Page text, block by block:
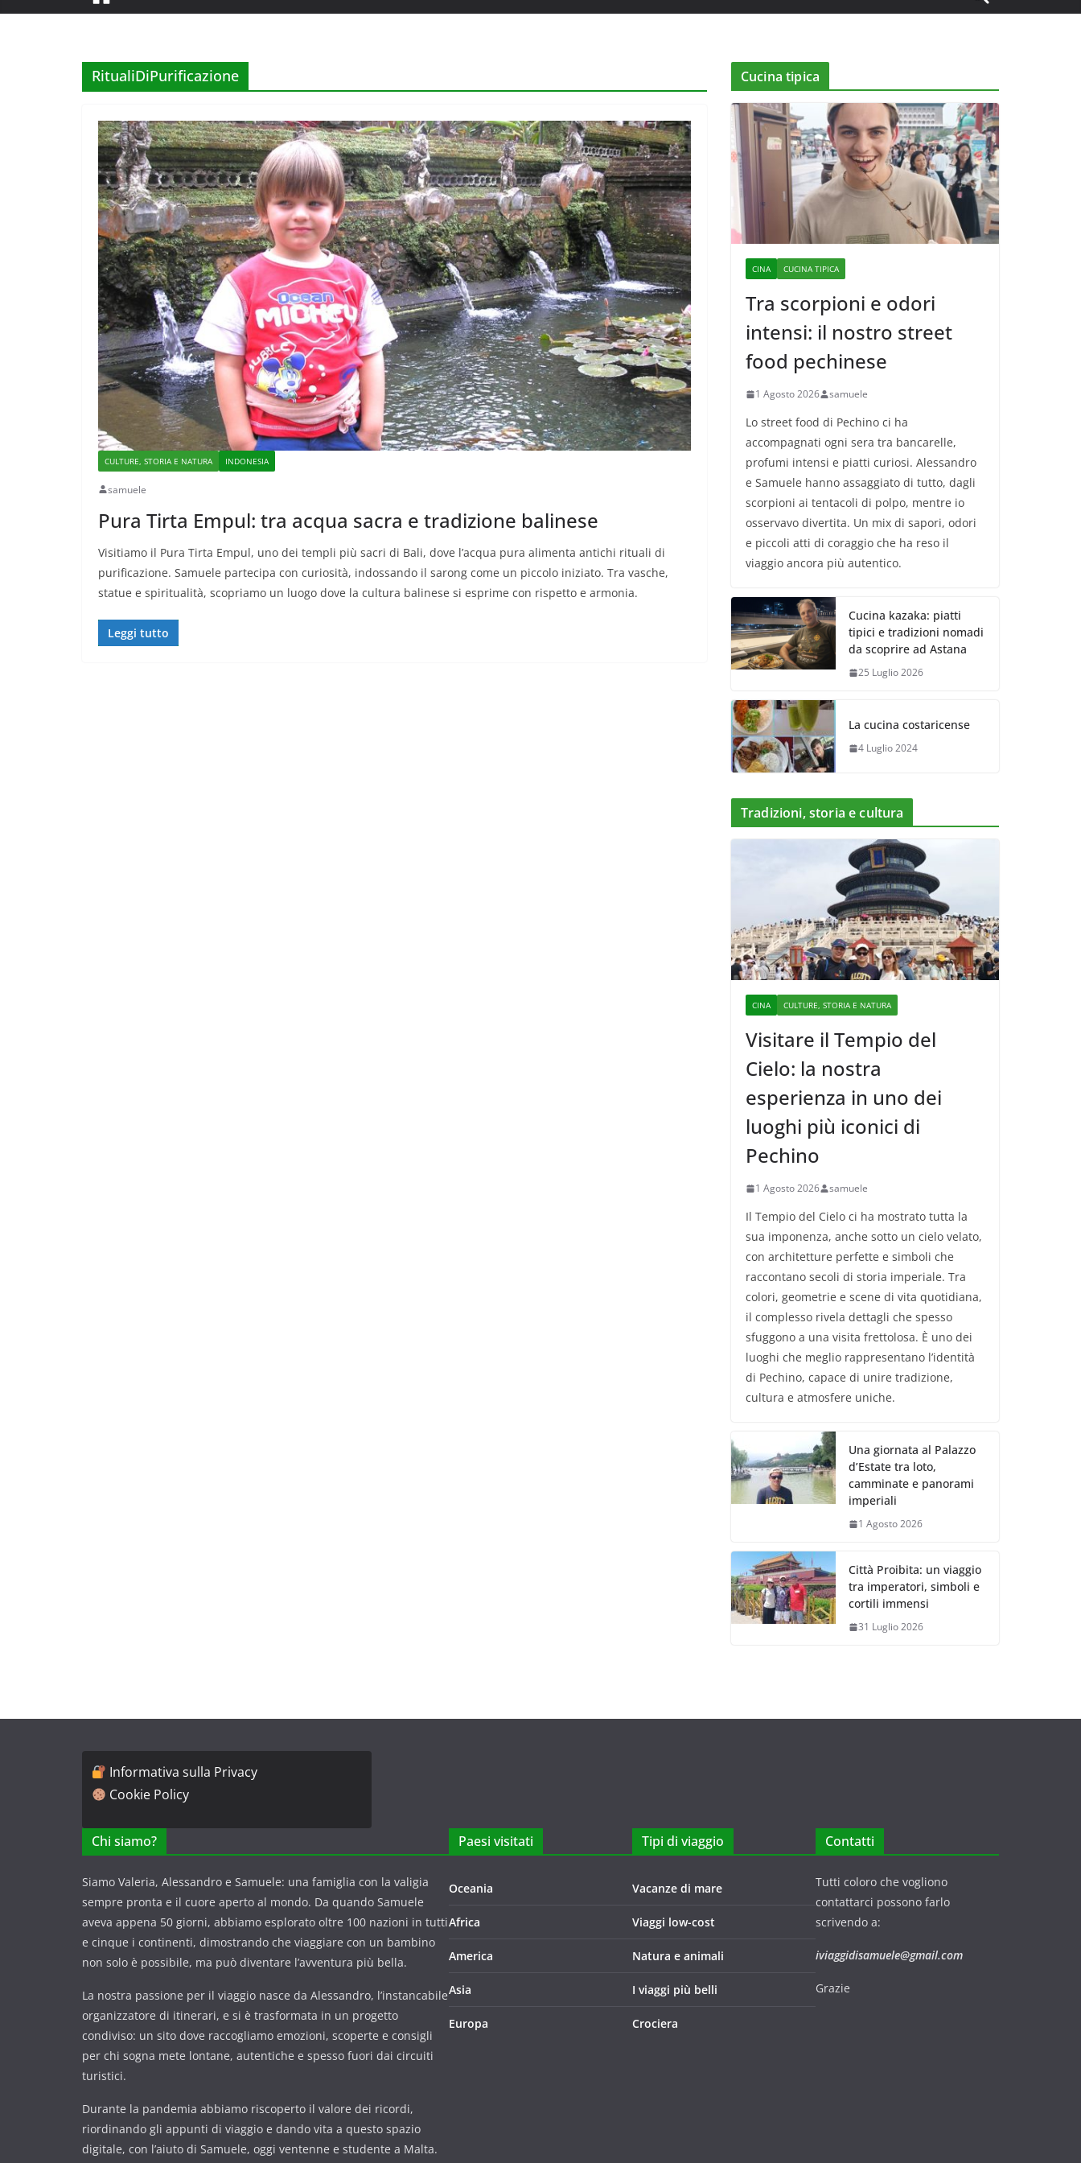
RitualiDiPurificazione
CULTURE, STORIA E NATURA INDONESIA
samuele
Pura Tirta Empul: tra acqua sacra e tradizione balinese
Visitiamo il Pura Tirta Empul, uno dei templi più sacri di Bali, dove l’acqua pura alimenta antichi rituali di
purificazione. Samuele partecipa con curiosità, indossando il sarong come un piccolo iniziato. Tra vasche,
statue e spiritualità, scopriamo un luogo dove la cultura balinese si esprime con rispetto e armonia.
Leggi tutto
Cucina tipica
CINA CUCINA TIPICA
Tra scorpioni e odori
intensi: il nostro street
food pechinese
1 Agosto 2026 samuele
Lo street food di Pechino ci ha
accompagnati ogni sera tra bancarelle,
profumi intensi e piatti curiosi. Alessandro
e Samuele hanno assaggiato di tutto, dagli
scorpioni ai tentacoli di polpo, mentre io
osservavo divertita. Un mix di sapori, odori
e piccoli atti di coraggio che ha reso il
viaggio ancora più autentico.
Cucina kazaka: piatti
tipici e tradizioni nomadi
da scoprire ad Astana
25 Luglio 2026
La cucina costaricense
4 Luglio 2024
Tradizioni, storia e cultura
CINA CULTURE, STORIA E NATURA
Visitare il Tempio del
Cielo: la nostra
esperienza in uno dei
luoghi più iconici di
Pechino
1 Agosto 2026 samuele
Il Tempio del Cielo ci ha mostrato tutta la
sua imponenza, anche sotto un cielo velato,
con architetture perfette e simboli che
raccontano secoli di storia imperiale. Tra
colori, geometrie e scene di vita quotidiana,
il complesso rivela dettagli che spesso
sfuggono a una visita frettolosa. È uno dei
luoghi che meglio rappresentano l’identità
di Pechino, capace di unire tradizione,
cultura e atmosfere uniche.
Una giornata al Palazzo
d’Estate tra loto,
camminate e panorami
imperiali
1 Agosto 2026
Città Proibita: un viaggio
tra imperatori, simboli e
cortili immensi
31 Luglio 2026
Informativa sulla Privacy
Cookie Policy
Chi siamo?
Siamo Valeria, Alessandro e Samuele: una famiglia con la valigia
sempre pronta e il cuore aperto al mondo. Da quando Samuele
aveva appena 50 giorni, abbiamo esplorato oltre 100 nazioni in tutti
e cinque i continenti, dimostrando che viaggiare con un bambino
non solo è possibile, ma può diventare l’avventura più bella.
La nostra passione per il viaggio nasce da Alessandro, l’instancabile
organizzatore di itinerari, e si è trasformata in un progetto
condiviso: un sito dove raccogliamo emozioni, scoperte e consigli
per chi sogna mete lontane, autentiche e spesso fuori dai circuiti
turistici.
Durante la pandemia abbiamo riscoperto il valore dei ricordi,
riordinando gli appunti di viaggio e dando vita a questo spazio
digitale, con l’aiuto di Samuele, oggi ventenne e studente a Malta.
Paesi visitati
Oceania
Africa
America
Asia
Europa
Tipi di viaggio
Vacanze di mare
Viaggi low-cost
Natura e animali
I viaggi più belli
Crociera
Contatti
Tutti coloro che vogliono
contattarci possono farlo
scrivendo a:
iviaggidisamuele@gmail.com
Grazie